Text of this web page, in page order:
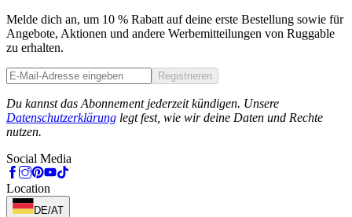
Melde dich an, um 10 % Rabatt auf deine erste Bestellung sowie für
Angebote, Aktionen und andere Werbemitteilungen von Ruggable
zu erhalten.
Registrieren
Du kannst das Abonnement jederzeit kündigen. Unsere
Datenschutzerklärung legt fest, wie wir deine Daten und Rechte
nutzen.
Social Media
Location
DE/AT